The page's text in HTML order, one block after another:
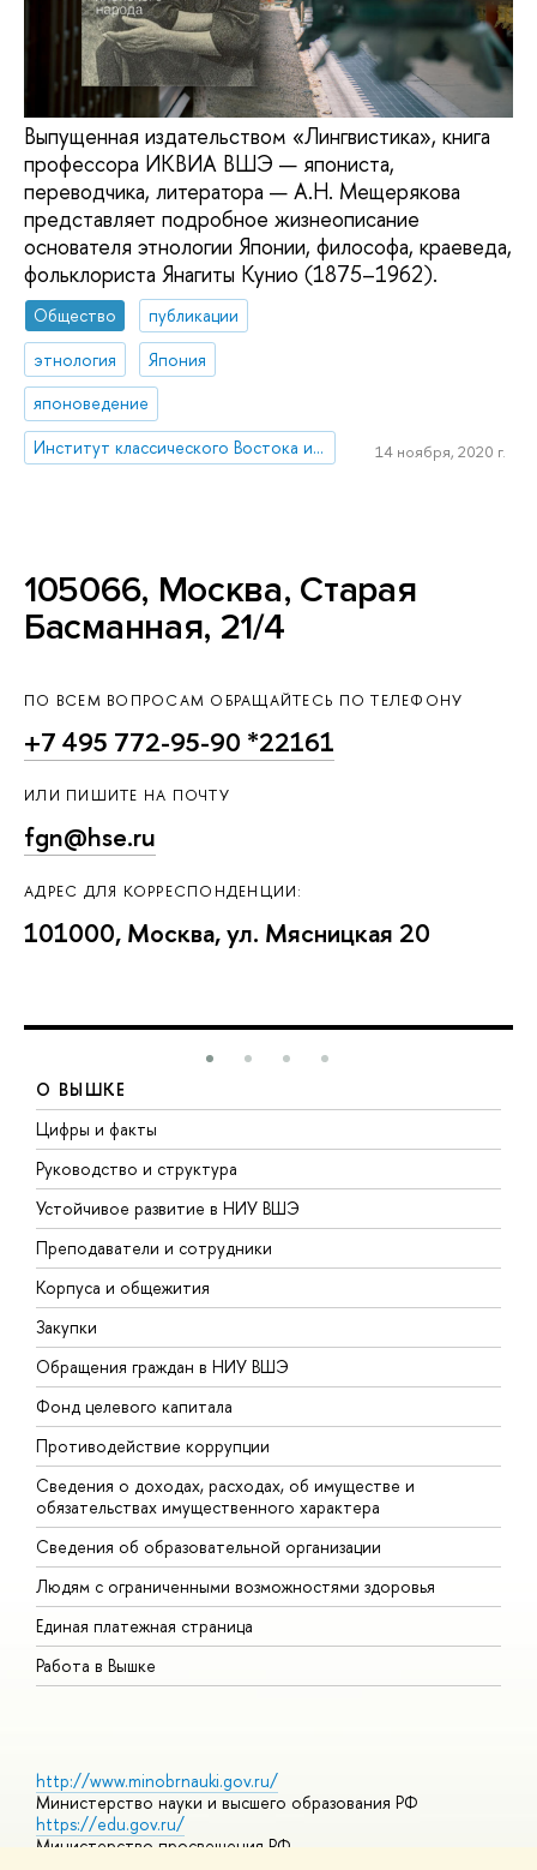
Выпущенная издательством «Лингвистика», книга
профессора ИКВИА ВШЭ — япониста,
переводчика, литератора — А.Н. Мещерякова
представляет подробное жизнеописание
основателя этнологии Японии, философа, краеведа,
фольклориста Янагиты Кунио (1875–1962).
Общество
публикации
этнология
Япония
японоведение
Институт классического Востока и античности
14 ноября, 2020 г.
105066, Москва, Старая
Басманная, 21/4
ПО ВСЕМ ВОПРОСАМ ОБРАЩАЙТЕСЬ ПО ТЕЛЕФОНУ
+7 495 772-95-90 *22161
ИЛИ ПИШИТЕ НА ПОЧТУ
fgn@hse.ru
АДРЕС ДЛЯ КОРРЕСПОНДЕНЦИИ:
101000, Москва, ул. Мясницкая 20
О ВЫШКЕ
Цифры и факты
Руководство и структура
Устойчивое развитие в НИУ ВШЭ
Преподаватели и сотрудники
Корпуса и общежития
Закупки
Обращения граждан в НИУ ВШЭ
Фонд целевого капитала
Противодействие коррупции
Сведения о доходах, расходах, об имуществе и
обязательствах имущественного характера
Сведения об образовательной организации
Людям с ограниченными возможностями здоровья
Единая платежная страница
Работа в Вышке
http://www.minobrnauki.gov.ru/
Министерство науки и высшего образования РФ
https://edu.gov.ru/
Министерство просвещения РФ